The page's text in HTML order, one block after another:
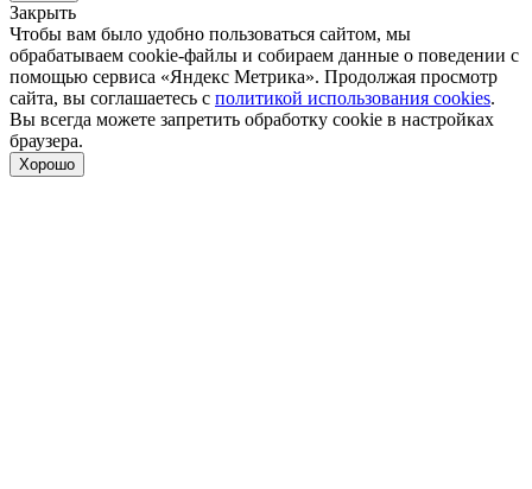
Закрыть
Чтобы вам было удобно пользоваться сайтом, мы
обрабатываем cookie-файлы и собираем данные о поведении с
помощью сервиса «Яндекс Метрика». Продолжая просмотр
сайта, вы соглашаетесь с политикой использования cookies.
Вы всегда можете запретить обработку cookie в настройках
браузера.
Хорошо